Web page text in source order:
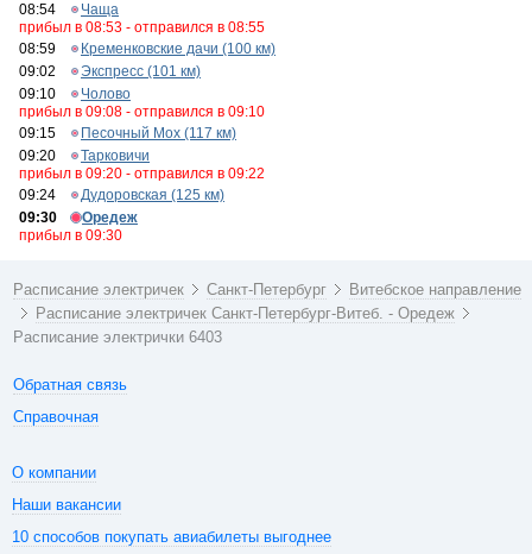
08:54
Чаща
прибыл в 08:53 - отправился в 08:55
08:59
Кременковские дачи (100 км)
09:02
Экспресс (101 км)
09:10
Чолово
прибыл в 09:08 - отправился в 09:10
09:15
Песочный Мох (117 км)
09:20
Тарковичи
прибыл в 09:20 - отправился в 09:22
09:24
Дудоровская (125 км)
09:30
Оредеж
прибыл в 09:30
Расписание электричек Санкт-Петербург
Витебское направление
Расписание электричек Санкт-Петербург-Витеб. - Оредеж
Расписание электрички 6403
Обратная связь
Справочная
О компании
Наши вакансии
10 способов покупать авиабилеты выгоднее